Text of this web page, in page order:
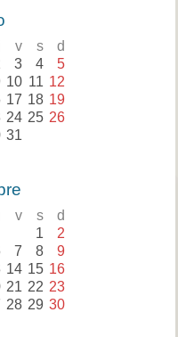
v s d
3 4 5
10 11 12
17 18 19
24 25 26
31
v s d
1 2
7 8 9
14 15 16
21 22 23
28 29 30